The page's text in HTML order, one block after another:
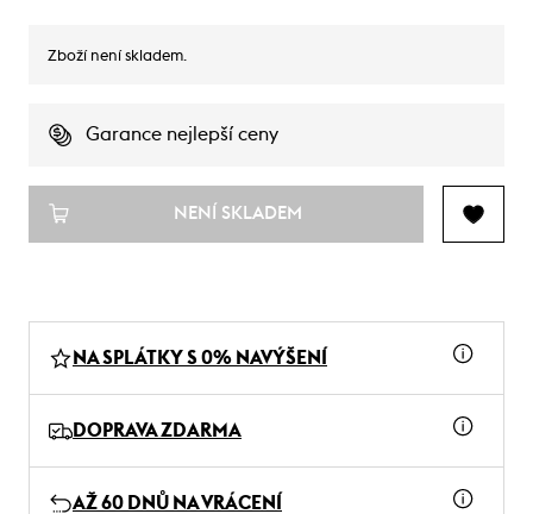
Zboží není skladem.
Garance nejlepší ceny
NENÍ SKLADEM
NA SPLÁTKY S 0% NAVÝŠENÍ
DOPRAVA ZDARMA
AŽ 60 DNŮ NA VRÁCENÍ